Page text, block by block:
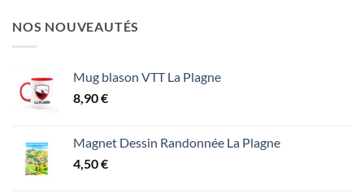
NOS NOUVEAUTÉS
Mug blason VTT La Plagne
8,90€
Magnet Dessin Randonnée La Plagne
4,50€